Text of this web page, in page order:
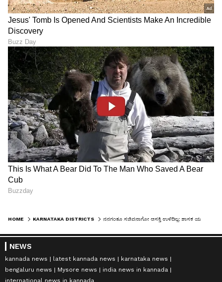
HOME KARNATAKA DISTRICTS
NEWS
kannada news latest kannada news
karnataka news
bengaluru news
Mysore news
india news in kannada